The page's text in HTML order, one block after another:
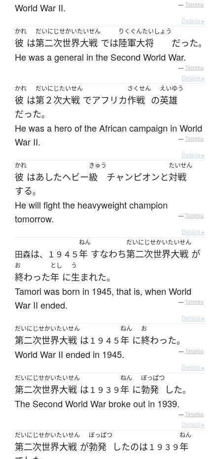
World War II.
— Tatoeba
Details ▸
かれ
彼 は
だいにじせかいたいせん
第二次世界大戦 では
りくぐんたいしょう
陸軍大将 だった。
He was a general in the Second World War.
— Tatoeba
Details ▸
かれ
彼 は
だいにじたいせん
第２次大戦 でアフリカ
さくせん
作戦 の
えいゆう
英雄
だった。
He was a hero of the African campaign in World
War II.
— Tatoeba
Details ▸
かれ
彼 はあしたヘビー
きゅう
級 チャンピオンと
たいせん
対戦
する。
He will fight the heavyweight champion
tomorrow.
— Tatoeba
Details ▸
田森は、１９４５
ねん
年 すなわち
だいにじせかいたいせん
第二次世界大戦 が
お
終わった
とし
年 に
う
生まれた。
Tamori was born in 1945, that is, when World
War II ended.
— Tatoeba
Details ▸
だいにじせかいたいせん
第二次世界大戦 は １９４５
ねん
年 に
お
終わった。
World War II ended in 1945. — Tatoeba
Details ▸
だいにじせかいたいせん
第二次世界大戦 は １９３９
ねん
年 に
ぼっぱつ
勃発 した。
The Second World War broke out in 1939.
— Tatoeba
Details ▸
だいにじせかいたいせん
第二次世界大戦 が
ぼっぱつ
勃発 したのは １９３９
ねん
年